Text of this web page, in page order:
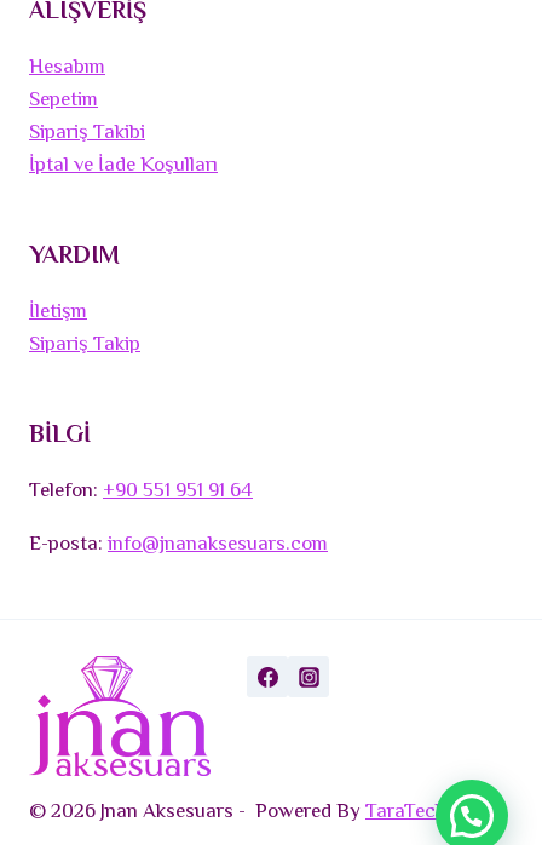
ALIŞVERİŞ
Hesabım
Sepetim
Sipariş Takibi
İptal ve İade Koşulları
YARDIM
İletişm
Sipariş Takip
BİLGİ
Telefon:+90 551 951 91 64
E-posta:info@jnanaksesuars.com
© 2026 Jnan Aksesuars - Powered ByTaraTech